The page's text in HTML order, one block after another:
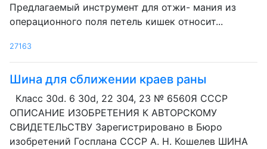
Предлагаемый инструмент для отжи- мания из
операционного поля петель кишек относит...
27163
Шина для сближении краев раны
Класс 30d. 6 30d, 22 304, 23 № 6560Я СССР
ОПИСАНИЕ ИЗОБРЕТЕНИЯ К АВТОРСКОМУ
СВИДЕТЕЛЬСТВУ Зарегистрировано в Бюро
изобретений Госплана СССР А. Н. Кошелев ШИНА